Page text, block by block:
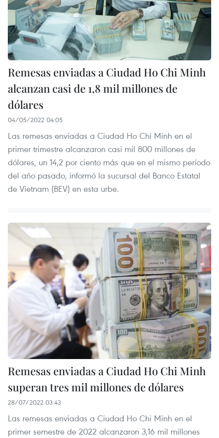
Remesas enviadas a Ciudad Ho Chi Minh
alcanzan casi de 1,8 mil millones de
dólares
04/05/2022 04:05
Las remesas enviadas a Ciudad Ho Chi Minh en el
primer trimestre alcanzaron casi mil 800 millones de
dólares, un 14,2 por ciento más que en el mismo período
del año pasado, informó la sucursal del Banco Estatal
de Vietnam (BEV) en esta urbe.
Remesas enviadas a Ciudad Ho Chi Minh
superan tres mil millones de dólares
28/07/2022 03:43
Las remesas enviadas a Ciudad Ho Chi Minh en el
primer semestre de 2022 alcanzaron 3,16 mil millones